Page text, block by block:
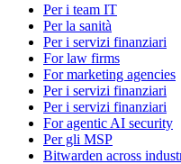
Per i team IT
Per la sanità
Per i servizi finanziari
For law firms
For marketing agencies
Per i servizi finanziari
Per i servizi finanziari
For agentic AI security
Per gli MSP
Bitwarden across